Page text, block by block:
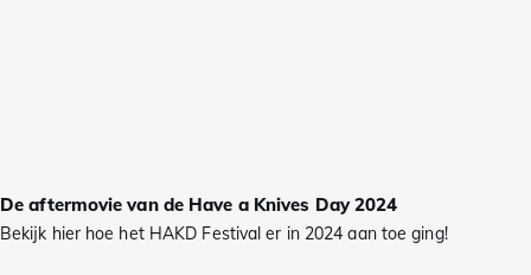
De aftermovie van de Have a Knives Day 2024
Bekijk hier hoe het HAKD Festival er in 2024 aan toe ging!